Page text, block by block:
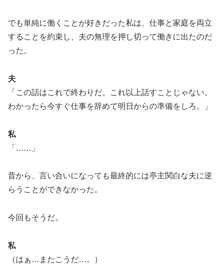
でも単純に働くことが好きだった私は、仕事と家庭を両立
することを約束し、夫の無理を押し切って働きに出たのだ
った。
夫
「この話はこれで終わりだ。これ以上話すことじゃない。
わかったら今すぐ仕事を辞めて明日からの準備をしろ。」
私
「……」
昔から、言い合いになっても最終的には亭主関白な夫に逆
らうことができなかった。
今回もそうだ。
私
（はぁ…またこうだ…。）